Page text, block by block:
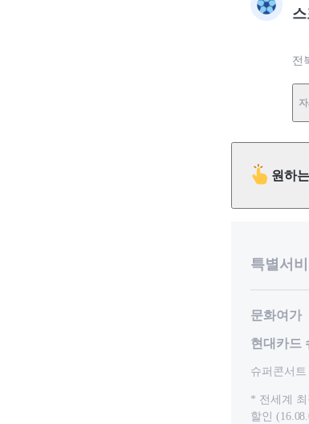
전
원하
특별서
문화여가
현대카드
슈퍼콘서트
* 전세계
할인